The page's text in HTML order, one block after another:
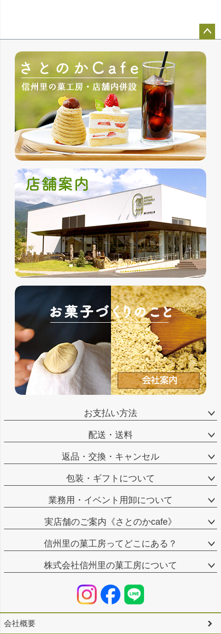
ジト
お支払い方法
配送・送料
返品・交換・キャンセル
包装・ギフトについて
業務用・イベント用卸について
実店舗のご案内《さとのかcafe》
信州里の菓工房ってどこにある？
株式会社信州里の菓工房について
会社概要